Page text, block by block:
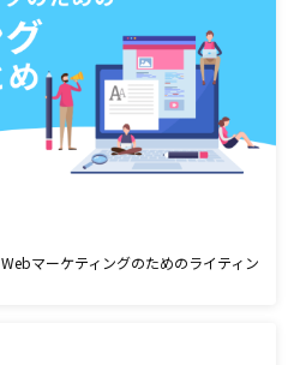
マーケティングのためのライティン